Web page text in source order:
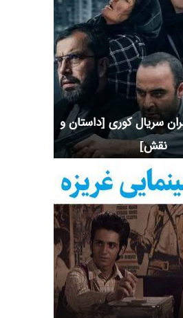
سریال کوری [داستان و
نقش]